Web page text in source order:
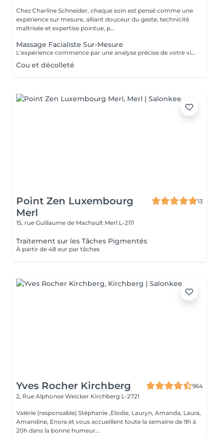
Chez Charline Schneider, chaque soin est pensé comme une
expérience sur mesure, alliant douceur du geste, technicité
maîtrisée et expertise pointue, p...
Massage Facialiste Sur-Mesure
L'expérience commence par une analyse précise de votre visage, prenant en compte la peau, les volumes osseux, graisseux et musculaires, ainsi que les mimiques et expressions qui lui sont propres. Cette expertise nous permet de personnaliser chaque geste, pour répondre aux signes de fatigue, de vieillissement ou simplement pour révéler un teint lumineux et reposé. Selon les besoins de votre peau et de votre morphologie, nous combinons les techniques les plus efficaces : Kobido, Gua Sha, stretching, drainage lymphatique et massage intra-buccal. Chaque séance devient un rituel unique, pensé pour harmoniser les volumes, relâcher les tensions et révéler l'éclat naturel de votre visage. Pour un résultat optimal, le massage facialiste s'apprécie idéalement une fois par mois. Cette régularité stimule la production naturelle de collagène, préserve fermeté et élasticité et agit en profondeur sur la prévention du vieillissement cutané. Les effets sont visibles dès la première séance, et se renforcent séance après séance. Astuce glow : ajoutez une séance de LED juste après le massage. La lumière rouge booste la production de collagène et d'elastine responsable de la fermeté et de l'élasticité de la peau. Pour un grand jour mariage, shooting, évènement, prévoir la séance 24 à 48 h avant, pour un visage reposé, repulpé, naturellement lumineux.
Cou et décolleté
Point Zen Luxembourg
Merl
13
15, rue Guillaume de Machault Merl L-2111
Traitement sur les Tâches Pigmentés
À partir de 48 eur par tâches
Yves Rocher Kirchberg
964
2, Rue Alphonse Weicker Kirchberg L-2721
Valérie (responsable) Stéphanie ,Elodie, Lauryn, Amanda, Laura,
Amandine, Enora et vous accueillent toute la semaine de 9h à
20h dans la bonne humeur...